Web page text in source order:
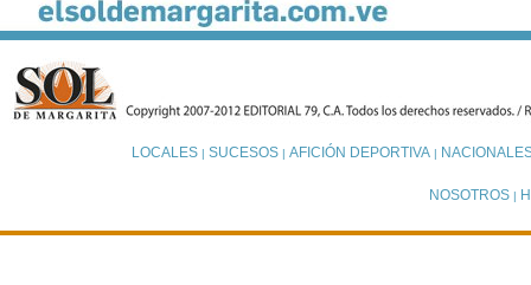
LOCALES| SUCESOS| AFICIÓN DEPORTIVA|
NOSOTROS |